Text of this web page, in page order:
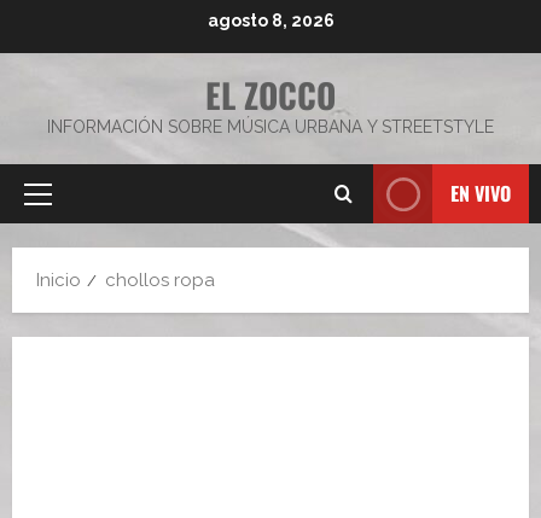
agosto 8, 2026
EL ZOCCO
INFORMACIÓN SOBRE MÚSICA URBANA Y STREETSTYLE
Menú
EN VIVO
Inicio chollos ropa